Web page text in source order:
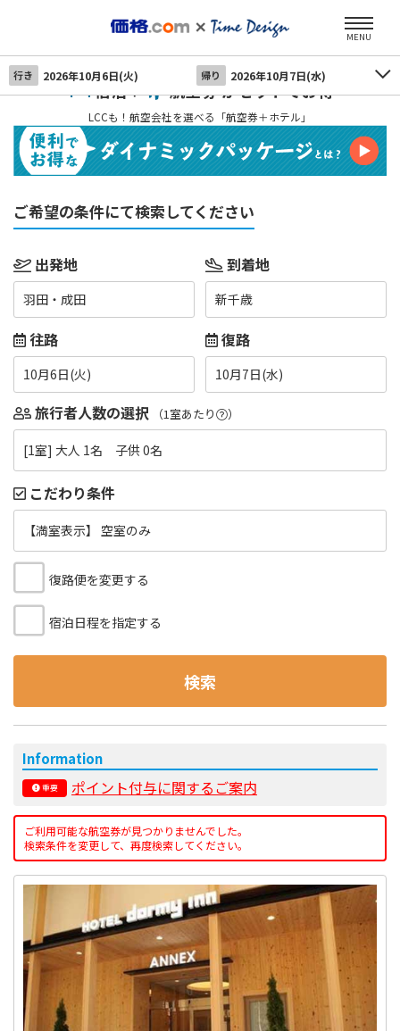
MENU
行き 2026年10月6日(火) 帰り 2026年10月7日(水)
宿泊＋ 航空券 がセットでお得
LCCも！航空会社を選べる「航空券＋ホテル」
ご希望の条件にて検索してください
出発地
羽田・成田
到着地
新千歳
往路
10月6日(火)
復路
10月7日(水)
旅行者人数の選択 （1室あたり ）
[1室] 大人 1名 子供 0名
こだわり条件
【満室表示】 空室のみ
復路便を変更する
宿泊日程を指定する
検索
Information
重要 ポイント付与に関するご案内
ご利用可能な航空券が見つかりませんでした。
検索条件を変更して、再度検索してください。